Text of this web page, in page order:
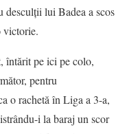
desculții lui Badea a scos
victorie.
întărit pe ici pe colo,
pentru
o rachetă în Liga a 3-a,
i la baraj un scor